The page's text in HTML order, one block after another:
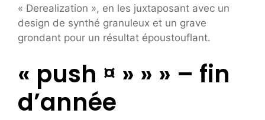
« Derealization », en les juxtaposant avec un
design de synthé granuleux et un grave
grondant pour un résultat époustouflant.
« push ¤ » » » – fin
d’année